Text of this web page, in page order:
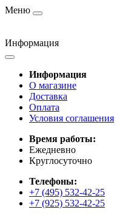
Меню
Информация
Информация
О магазине
Доставка
Оплата
Условия соглашения
Время работы:
Ежедневно
Круглосуточно
Телефоны:
+7 (495) 532-42-25
+7 (925) 532-42-25